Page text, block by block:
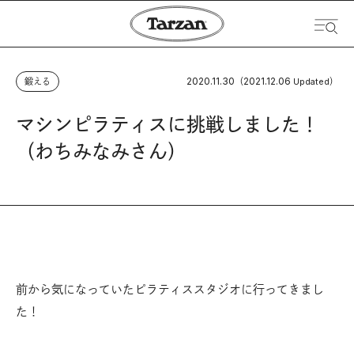
鍛える 2020.11.30 （2021.12.06 Updated）
マシンピラティスに挑戦しました！
（わちみなみさん）
前から気になっていたピラティススタジオに行ってきまし
た！